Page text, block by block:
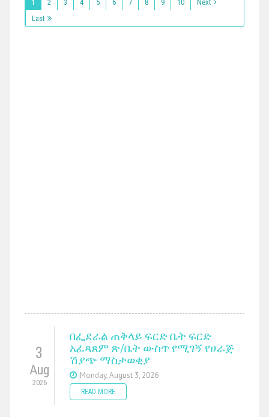
1 2 3 4 5 6 7 8 9 10
Next
Last
3
Aug
2026
በፌደራል ጠቅላይ ፍርድ ቤት ፍርድ
አፈጻጸም ጽ/ቤት ውስጥ የሚገኝ የሀራጅ
ሽያጭ ማስታወቂያ
Monday, August 3, 2026
READ MORE